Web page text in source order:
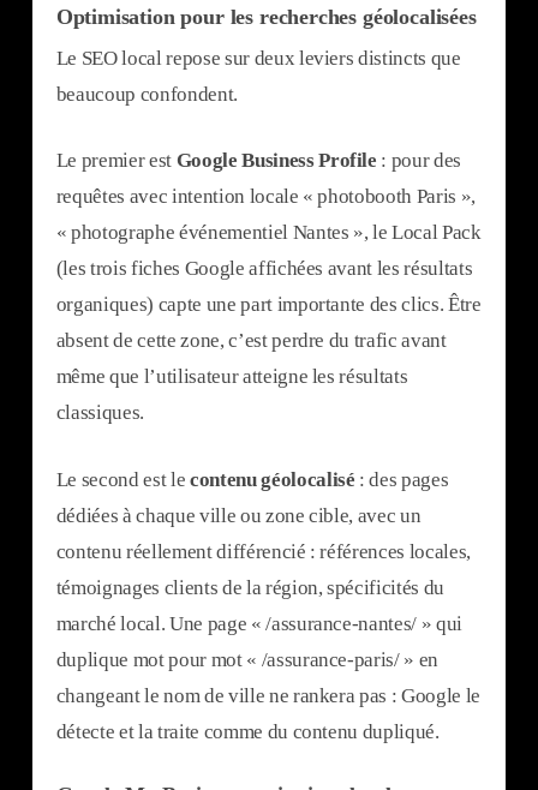
Optimisation pour les recherches géolocalisées
Le SEO local repose sur deux leviers distincts que
beaucoup confondent.
Le premier est Google Business Profile : pour des
requêtes avec intention locale « photobooth Paris »,
« photographe événementiel Nantes », le Local Pack
(les trois fiches Google affichées avant les résultats
organiques) capte une part importante des clics. Être
absent de cette zone, c’est perdre du trafic avant
même que l’utilisateur atteigne les résultats
classiques.
Le second est le contenu géolocalisé : des pages
dédiées à chaque ville ou zone cible, avec un
contenu réellement différencié : références locales,
témoignages clients de la région, spécificités du
marché local. Une page « /assurance-nantes/ » qui
duplique mot pour mot « /assurance-paris/ » en
changeant le nom de ville ne rankera pas : Google le
détecte et la traite comme du contenu dupliqué.